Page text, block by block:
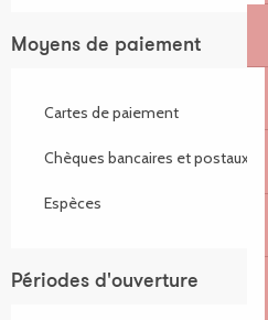
Moyens de paiement
Cartes de paiement
Chèques bancaires et postaux
Espèces
Périodes d'ouverture